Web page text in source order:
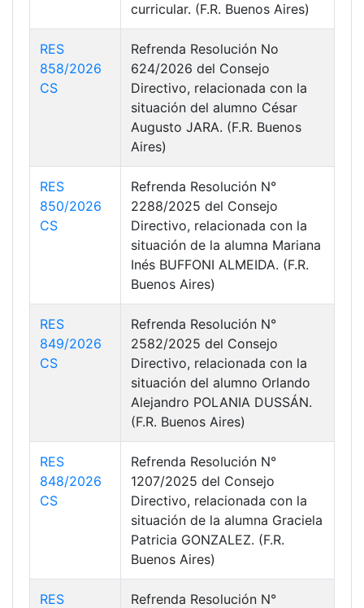
curricular. (F.R. Buenos Aires)
RES
858/2026
CS
Refrenda Resolución No
624/2026 del Consejo
Directivo, relacionada con la
situación del alumno César
Augusto JARA. (F.R. Buenos
Aires)
RES
850/2026
CS
Refrenda Resolución N°
2288/2025 del Consejo
Directivo, relacionada con la
situación de la alumna Mariana
Inés BUFFONI ALMEIDA. (F.R.
Buenos Aires)
RES
849/2026
CS
Refrenda Resolución N°
2582/2025 del Consejo
Directivo, relacionada con la
situación del alumno Orlando
Alejandro POLANIA DUSSÁN.
(F.R. Buenos Aires)
RES
848/2026
CS
Refrenda Resolución N°
1207/2025 del Consejo
Directivo, relacionada con la
situación de la alumna Graciela
Patricia GONZALEZ. (F.R.
Buenos Aires)
RES Refrenda Resolución N°